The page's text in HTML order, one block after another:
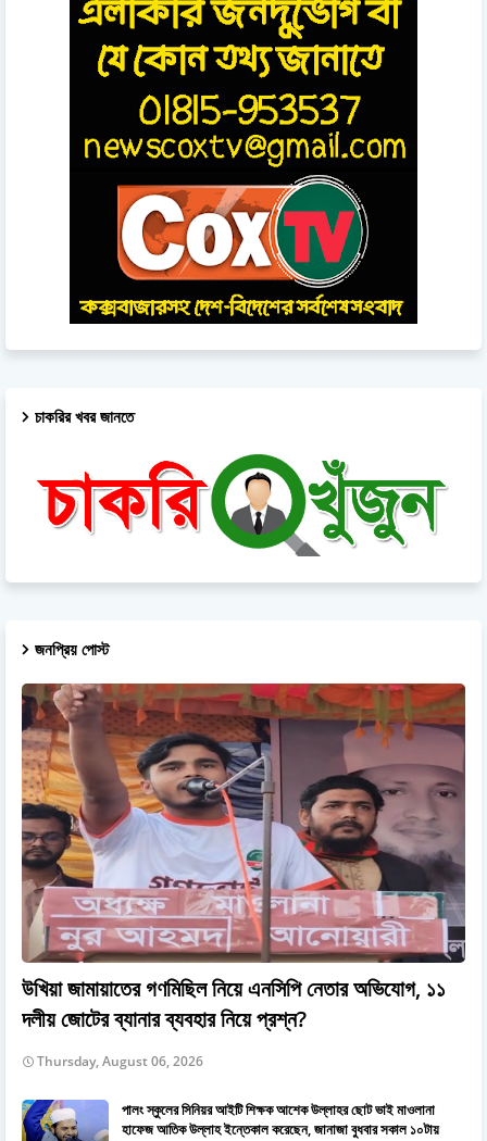
চাকরির খবর জানতে
জনপ্রিয় পোস্ট
উখিয়া জামায়াতের গণমিছিল নিয়ে এনসিপি নেতার অভিযোগ, ১১
দলীয় জোটের ব্যানার ব্যবহার নিয়ে প্রশ্ন?
Thursday, August 06, 2026
পালং স্কুলের সিনিয়র আইটি শিক্ষক আশেক উল্লাহর ছোট ভাই মাওলানা
হাফেজ আতিক উল্লাহ ইন্তেকাল করেছেন, জানাজা বুধবার সকাল ১০টায়